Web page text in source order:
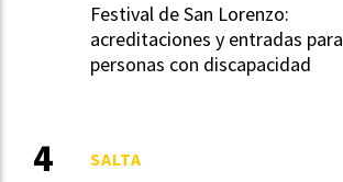
Festival de San Lorenzo:
acreditaciones y entradas para
personas con discapacidad
SALTA